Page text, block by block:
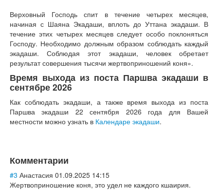
Верховный Господь спит в течение четырех месяцев,
начиная с Шаяна Экадаши, вплоть до Уттана экадаши. В
течение этих четырех месяцев следует особо поклоняться
Господу. Необходимо должным образом соблюдать каждый
экадаши. Соблюдая этот экадаши, человек обретает
результат совершения тысячи жертвоприношений коня».
Время выхода из поста Паршва экадаши в
сентябре 2026
Как соблюдать экадаши, а также время выхода из поста
Паршва экадаши 22 сентября 2026 года для Вашей
местности можно узнать в Календаре экадаши.
Комментарии
#3 Анастасия 01.09.2025 14:15
Жертвоприношение коня, это удел не каждого кшаирия.